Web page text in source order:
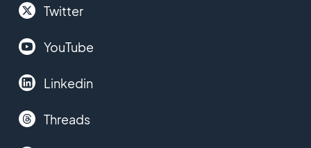
Twitter
YouTube
Linkedin
Threads